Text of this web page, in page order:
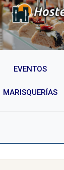
EVENTOS
MARISQUERÍAS